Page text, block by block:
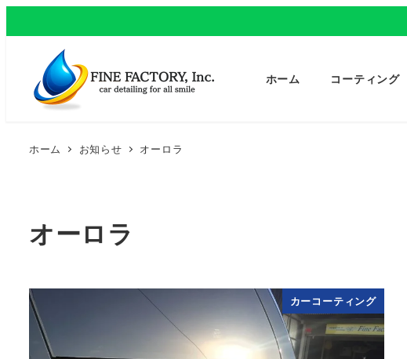
ホーム コーティング
ホーム お知らせ オーロラ
オーロラ
カーコーティング